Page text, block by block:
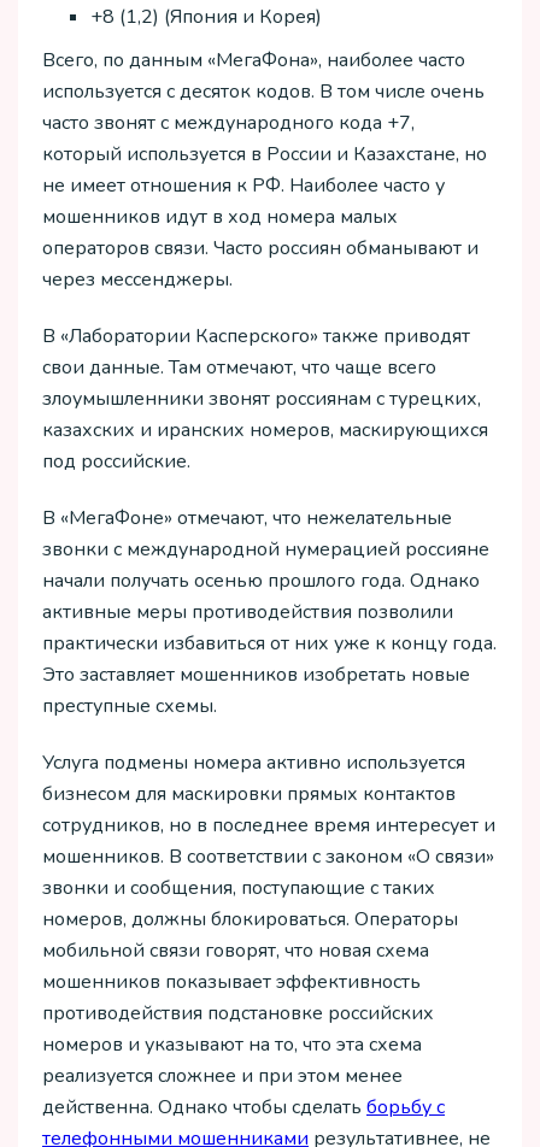
+8 (1,2) (Япония и Корея)
Всего, по данным «МегаФона», наиболее часто
используется с десяток кодов. В том числе очень
часто звонят с международного кода +7,
который используется в России и Казахстане, но
не имеет отношения к РФ. Наиболее часто у
мошенников идут в ход номера малых
операторов связи. Часто россиян обманывают и
через мессенджеры.
В «Лаборатории Касперского» также приводят
свои данные. Там отмечают, что чаще всего
злоумышленники звонят россиянам с турецких,
казахских и иранских номеров, маскирующихся
под российские.
В «МегаФоне» отмечают, что нежелательные
звонки с международной нумерацией россияне
начали получать осенью прошлого года. Однако
активные меры противодействия позволили
практически избавиться от них уже к концу года.
Это заставляет мошенников изобретать новые
преступные схемы.
Услуга подмены номера активно используется
бизнесом для маскировки прямых контактов
сотрудников, но в последнее время интересует и
мошенников. В соответствии с законом «О связи»
звонки и сообщения, поступающие с таких
номеров, должны блокироваться. Операторы
мобильной связи говорят, что новая схема
мошенников показывает эффективность
противодействия подстановке российских
номеров и указывают на то, что эта схема
реализуется сложнее и при этом менее
действенна. Однако чтобы сделать борьбу с
телефонными мошенниками результативнее, не